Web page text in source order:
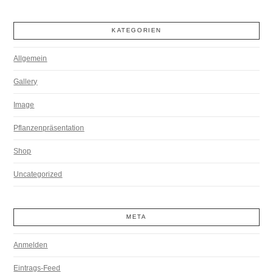
KATEGORIEN
Allgemein
Gallery
Image
Pflanzenpräsentation
Shop
Uncategorized
META
Anmelden
Eintrags-Feed